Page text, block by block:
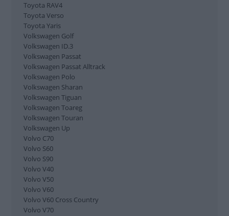
Subaru Levorg
Subaru Outback
Subaru XV
Suzuki Grand Vitara
Suzuki Swift
Suzuki SX4 S-Cross
Suzuki Vitara
Tesla Model 3
Tesla Model S
Toyota Auris
Toyota Avensis
Toyota Aygo
Toyota C-HR
Toyota Corolla
Toyota IQ
Toyota Prius
Toyota RAV4
Toyota Verso
Toyota Yaris
Volkswagen Golf
Toyota RAV4
Toyota Verso
Toyota Yaris
Volkswagen Golf
Volkswagen ID.3
Volkswagen Passat
Volkswagen Passat Alltrack
Volkswagen Polo
Volkswagen Sharan
Volkswagen Tiguan
Volkswagen Toareg
Volkswagen Touran
Volkswagen Up
Volvo C70
Volvo S60
Volvo S90
Volvo V40
Volvo V50
Volvo V60
Volvo V60 Cross Country
Volvo V70